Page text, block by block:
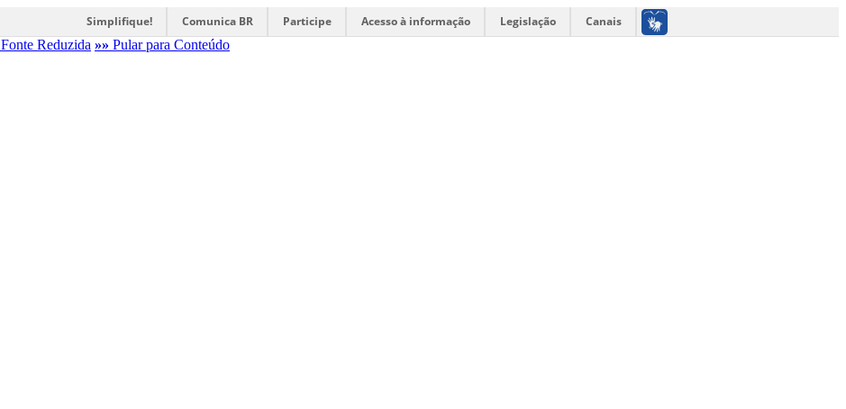
Simplifique! Comunica BR Participe Acesso à informação Legislação
Canais
Fonte Reduzida »» Pular para Conteúdo